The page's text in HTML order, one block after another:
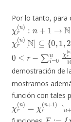
Por lo tanto, para
r(n →
χr(n)[N ⊆ {0 2
0 =0nχ n)
(i 10n
demostración de
mostramos
función con tales
r(n r(n+1 ) ↾
F:= χr(